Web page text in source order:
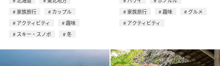
家族旅行
カップル
アクティビティ
趣味
スキー・スノボ
冬
家族旅行
趣味
グルメ
アクティビティ